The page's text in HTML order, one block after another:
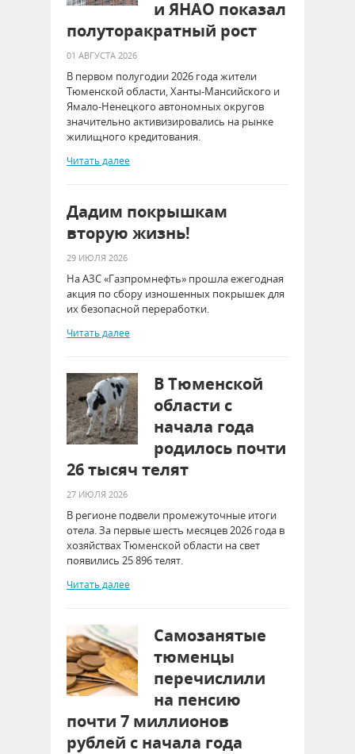
и ЯНАО показал
полуторакратный рост
01 АВГУСТА 2026
В первом полугодии 2026 года жители
Тюменской области, Ханты-Мансийского и
Ямало-Ненецкого автономных округов
значительно активизировались на рынке
жилищного кредитования.
Читать далее
Дадим покрышкам
вторую жизнь!
29 ИЮЛЯ 2026
На АЗС «Газпромнефть» прошла ежегодная
акция по сбору изношенных покрышек для
их безопасной переработки.
Читать далее
В Тюменской
области с
начала года
родилось почти
26 тысяч телят
27 ИЮЛЯ 2026
В регионе подвели промежуточные итоги
отела. За первые шесть месяцев 2026 года в
хозяйствах Тюменской области на свет
появились 25 896 телят.
Читать далее
Самозанятые
тюменцы
перечислили
на пенсию
почти 7 миллионов
рублей с начала года